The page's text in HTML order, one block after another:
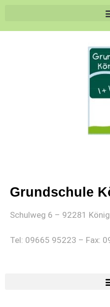
Grundschule
Schulweg 6 – 92281
Tel: 09665 95223 – Fax: